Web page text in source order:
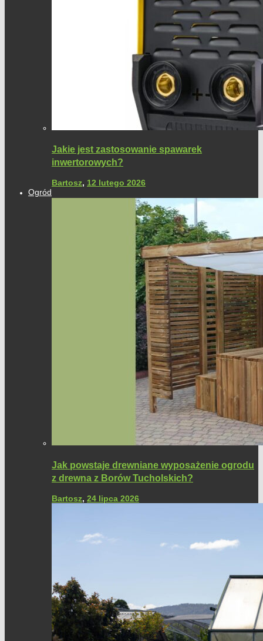
Jakie jest zastosowanie spawarek
inwertorowych?
Bartosz, 12 lutego 2026
Ogród
Jak powstaje drewniane wyposażenie ogrodu
z drewna z Borów Tucholskich?
Bartosz, 24 lipca 2026